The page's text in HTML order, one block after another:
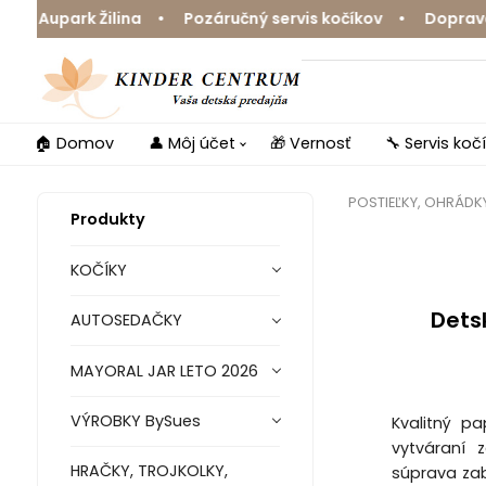
Žilina • Pozáručný servis kočíkov • Doprava
🏠 Domov 👤 Môj účet 🎁 Vernosť 🔧 Servis
Produkty
KOČÍKY
AUTOSEDAČKY
MAYORAL JAR LETO 2026
VÝROBKY BySues
HRAČKY, TROJKOLKY,
POSTIEĽKY,
Kvalitný
vytváraní
súprava